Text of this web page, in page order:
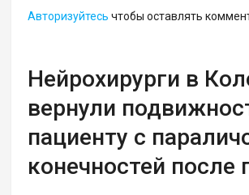
Авторизуйтесь чтобы оставлять
Нейрохирурги в
вернули
пациенту с
конечностей после